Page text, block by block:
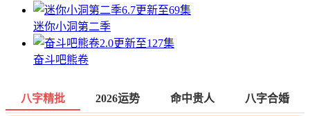
6.7更新至69集
迷你小洞第二季
2.0更新至127集
奋斗吧熊卷
八字精批 2026运势 命中贵人 八字合婚